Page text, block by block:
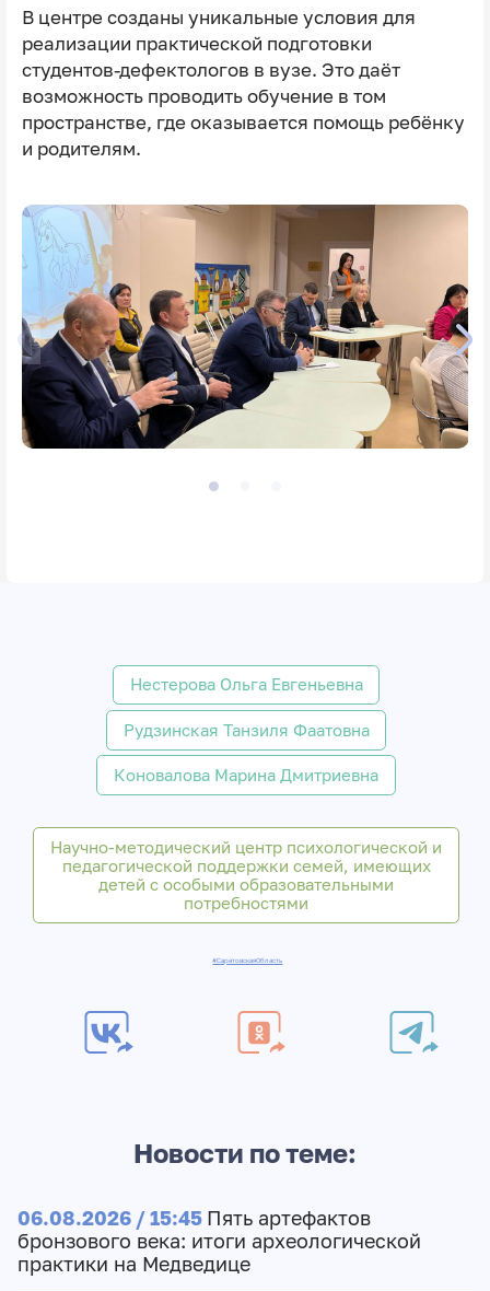
В центре созданы уникальные условия для
реализации практической подготовки
студентов-дефектологов в вузе. Это даёт
возможность проводить обучение в том
пространстве, где оказывается помощь ребёнку
и родителям.
Нестерова Ольга Евгеньевна
Рудзинская Танзиля Фаатовна
Коновалова Марина Дмитриевна
Научно-методический центр психологической и
педагогической поддержки семей, имеющих
детей с особыми образовательными
потребностями
#СаратовскаяОбласть
Новости по теме:
06.08.2026 / 15:45 Пять артефактов
бронзового века: итоги археологической
практики на Медведице